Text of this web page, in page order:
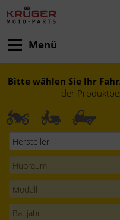
Menü
Bitte wählen Sie Ihr
der